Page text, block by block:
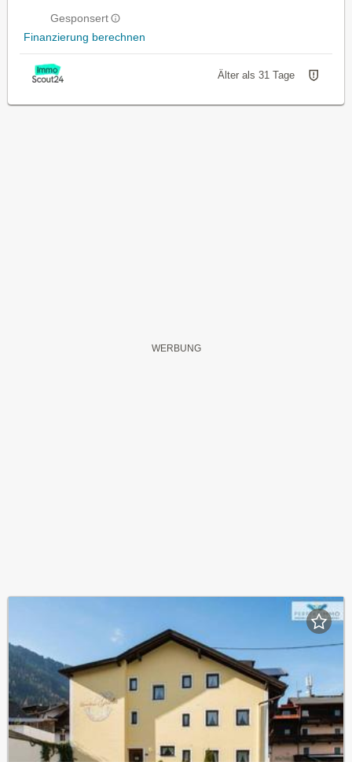
Gesponsert
Finanzierung berechnen
Älter als 31 Tage